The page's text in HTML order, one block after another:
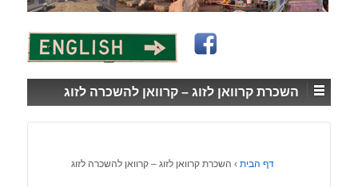
השכרת קרוואן לזוג – קרוואן להשכרה לזוג
דף הבית › השכרת קרוואן לזוג – קרוואן להשכרה לזוג